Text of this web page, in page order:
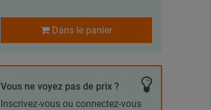
Dans le panier
Vous ne voyez pas de prix ?
Inscrivez-vous ou connectez-vous